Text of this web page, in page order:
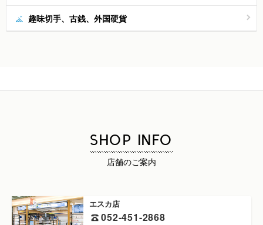
趣味切手、古銭、外国硬貨
SHOP INFO
店舗のご案内
エスカ店
052-451-2868